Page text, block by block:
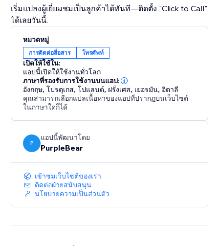
เริ่มแปลงผู้เยี่ยมชมเป็นลูกค้าได้ทันที—ติดตั้ง "Click to Call"
ได้เลยวันนี้.
หมวดหมู่
การติดต่อสื่อสาร โทรศัพท์
เปิดให้ใช้ใน:
แอปนี้เปิดให้ใช้งานทั่วโลก
ภาษาที่รองรับการใช้งานบนแอป:
อังกฤษ,โปรตุเกส,โปแลนด์, ฝรั่งเศส, เยอรมัน,อิตาลี
คุณสามารถเลือกแปลเนื้อหาของแอปที่ปรากฏบนเว็บไซต์
ในภาษาใดก็ได้
P
แอปนี้พัฒนาโดย
PurpleBear
เข้าชมเว็บไซต์ของเรา
ติดต่อฝ่ายสนับสนุน
นโยบายความเป็นส่วนตัว